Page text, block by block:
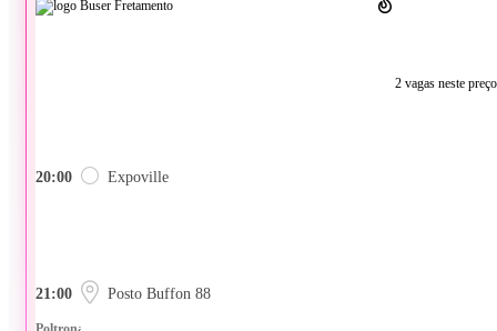
2 vagas neste preço
20:00 Expoville
21:00 Posto Buffon 88